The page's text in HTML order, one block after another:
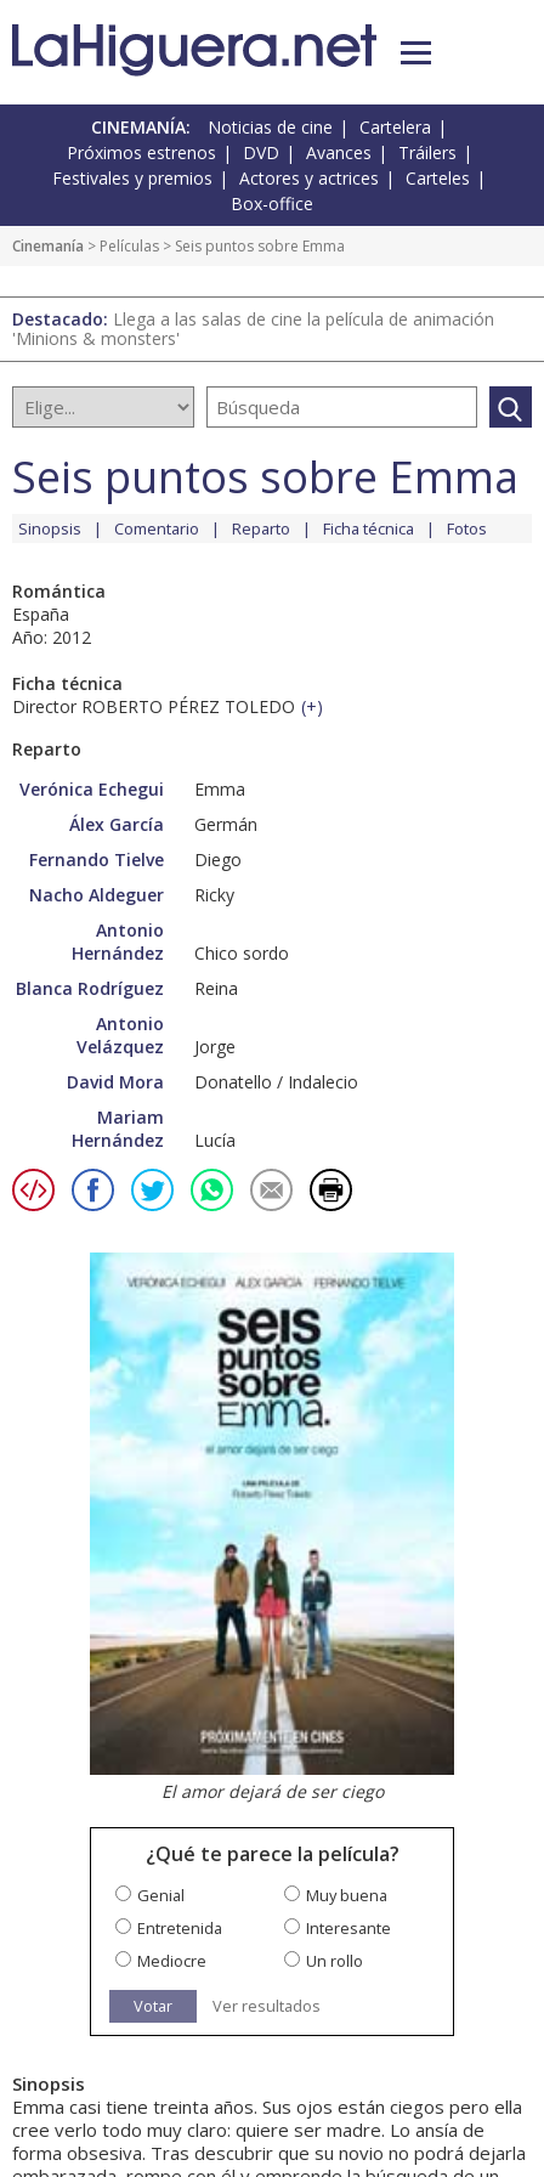
CINEMANÍA: Noticias de cine
Cartelera
Próximos estrenos
DVD Avances
Tráilers
Festivales y premios
Actores y actrices
Carteles
Box-office
Cinemanía > Películas > Seis puntos sobre Emma
Destacado: Llega a las salas de cine la película de animación
'Minions & monsters'
Seis puntos sobre Emma
Sinopsis Comentario Reparto Ficha técnica Fotos
Romántica
España
Año: 2012
Ficha técnica
Director ROBERTO PÉREZ TOLEDO (+)
Reparto
Verónica Echegui
Emma
Álex García
Germán
Fernando Tielve
Diego
Nacho Aldeguer
Ricky
Antonio
Hernández
Chico sordo
Blanca Rodríguez
Reina
Antonio
Velázquez
Jorge
David Mora
Donatello / Indalecio
Mariam
Hernández
Lucía
El amor dejará de ser ciego
¿Qué te parece la película?
Genial
Muy buena
Entretenida
Interesante
Mediocre
Un rollo
Votar Ver resultados
Sinopsis
Emma casi tiene treinta años. Sus ojos están ciegos pero ella
cree verlo todo muy claro: quiere ser madre. Lo ansía de
forma obsesiva. Tras descubrir que su novio no podrá dejarla